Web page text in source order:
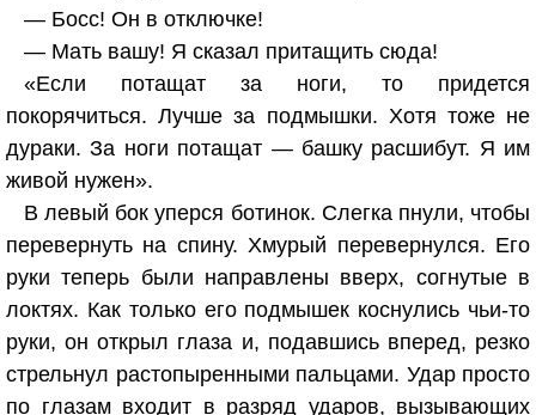
— Босс! Он в отключке!
— Мать вашу! Я сказал притащить сюда!
«Если потащат за ноги, то придется
покорячиться. Лучше за подмышки. Хотя тоже не
дураки. За ноги потащат — башку расшибут. Я им
живой нужен».
В левый бок уперся ботинок. Слегка пнули, чтобы
перевернуть на спину. Хмурый перевернулся. Его
руки теперь были направлены вверх, согнутые в
локтях. Как только его подмышек коснулись чьи-то
руки, он открыл глаза и, подавшись вперед, резко
стрельнул растопыренными пальцами. Удар просто
по глазам входит в разряд ударов, вызывающих